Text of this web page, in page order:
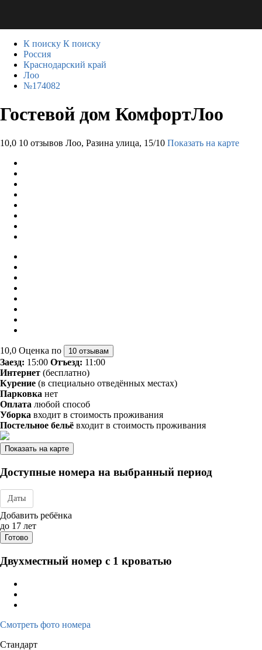
К поиску К поиску
Россия
Краснодарский край
Лоо
№174082
Гостевой дом КомфортЛоо
10,0 10 отзывов Лоо, Разина улица, 15/10 Показать на карте
10,0 Оценка по 10 отзывам
Заезд: 15:00 Отъезд: 11:00
Интернет (бесплатно)
Курение (в специально отведённых местах)
Парковка нет
Оплата любой способ
Уборка входит в стоимость проживания
Постельное бельё входит в стоимость проживания
Показать на карте
Доступные номера на выбранный период
Даты
Дата заезда - отъезда
Добавить ребёнка
до 17 лет
Готово
Двухместный номер с 1 кроватью
Смотреть фото номера
Стандарт